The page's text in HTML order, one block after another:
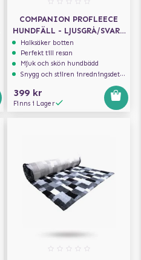
COMPANION PROFLEECE
HUNDFÄLL - LJUSGRÅ/SVART
MED TASSAR 100X75 CM
Halksäker botten
Perfekt till resan
Mjuk och skön hundbädd
Snygg och stilren inredningsdetalj
399 kr
Finns i Lager